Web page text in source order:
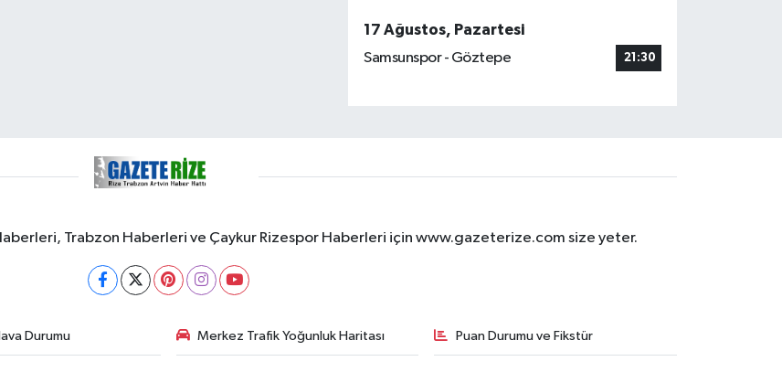
17 Ağustos, Pazartesi
Samsunspor - Göztepe
21:30
Trabzon Haberleri ve Çaykur Rizespor Haberleri için www.gazeterize.com size yeter.
Durumu Merkez Trafik Yoğunluk Haritası Puan Durumu ve Fikstür